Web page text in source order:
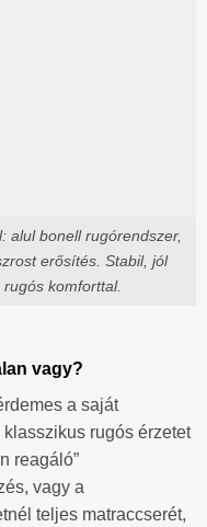
alul bonell rugórendszer,
erősítés. Stabil, jól
komforttal.
vagy?
a saját
rugós érzetet
reagáló”
vagy a
teljes matraccserét,